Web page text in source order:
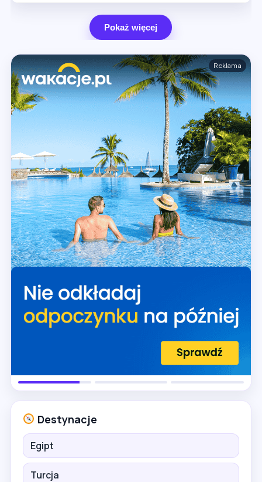
Pokaż więcej
Reklama
Destynacje
Egipt
Turcja